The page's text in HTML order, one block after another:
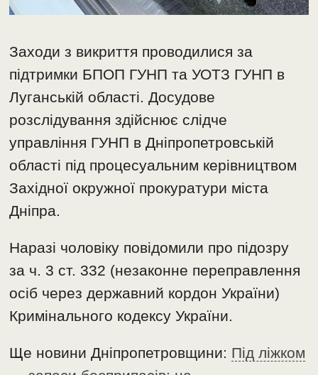
Заходи з викриття проводилися за
підтримки БПОП ГУНП та УОТЗ ГУНП в
Луганській області. Досудове
розслідування здійснює слідче
управління ГУНП в Дніпропетровській
області під процесуальним керівництвом
Західної окружної прокуратури міста
Дніпра.
Наразі чоловіку повідомили про підозру
за ч. 3 ст. 332 (незаконне переправлення
осіб через державний кордон України)
Кримінального кодексу України.
Ще новини Дніпропетровщини: Під ліжком